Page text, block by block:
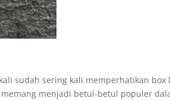
sudah sering kali memperhatikan box
menjadi betul-betul populer